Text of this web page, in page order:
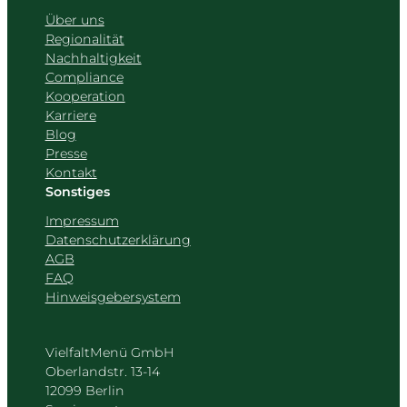
Über uns
Regionalität
Nachhaltigkeit
Compliance
Kooperation
Karriere
Blog
Presse
Kontakt
Sonstiges
Impressum
Datenschutzerklärung
AGB
FAQ
Hinweisgebersystem
VielfaltMenü GmbH
Oberlandstr. 13-14
12099 Berlin